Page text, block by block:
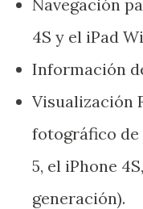
Navegación
4S y el iPad
Información
Visualización
fotográfico de
5, el iPhone
generación).